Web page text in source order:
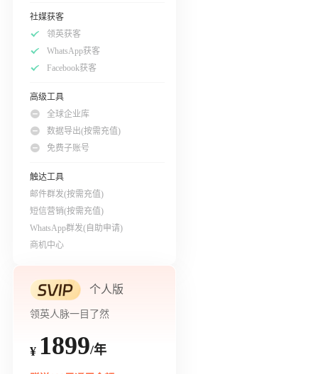
社媒获客
领英获客
WhatsApp获客
Facebook获客
高级工具
全球企业库
数据导出(按需充值)
免费子账号
触达工具
邮件群发(按需充值)
短信营销(按需充值)
WhatsApp群发(自助申请)
商机中心
个人版
领英人脉一目了然
¥ 1899/年